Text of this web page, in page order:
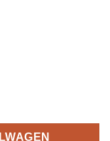
aantal